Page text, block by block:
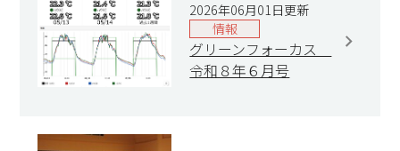
2026年06月01日更新
情報
グリーンフォーカス
令和８年６月号